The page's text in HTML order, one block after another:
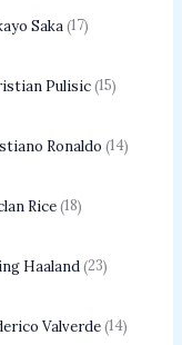
Saka 17
Pulisic 15
Ronaldo 14
Rice 18
Haaland 23
Valverde 14